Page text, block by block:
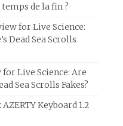
de la fin ?
for Live Science:
Dead Sea Scrolls
Live Science: Are
Sea Scrolls Fakes?
Keyboard 1.2